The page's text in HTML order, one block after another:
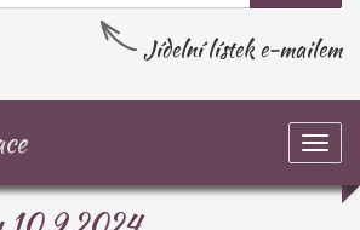
Jídelní lístek e-mailem